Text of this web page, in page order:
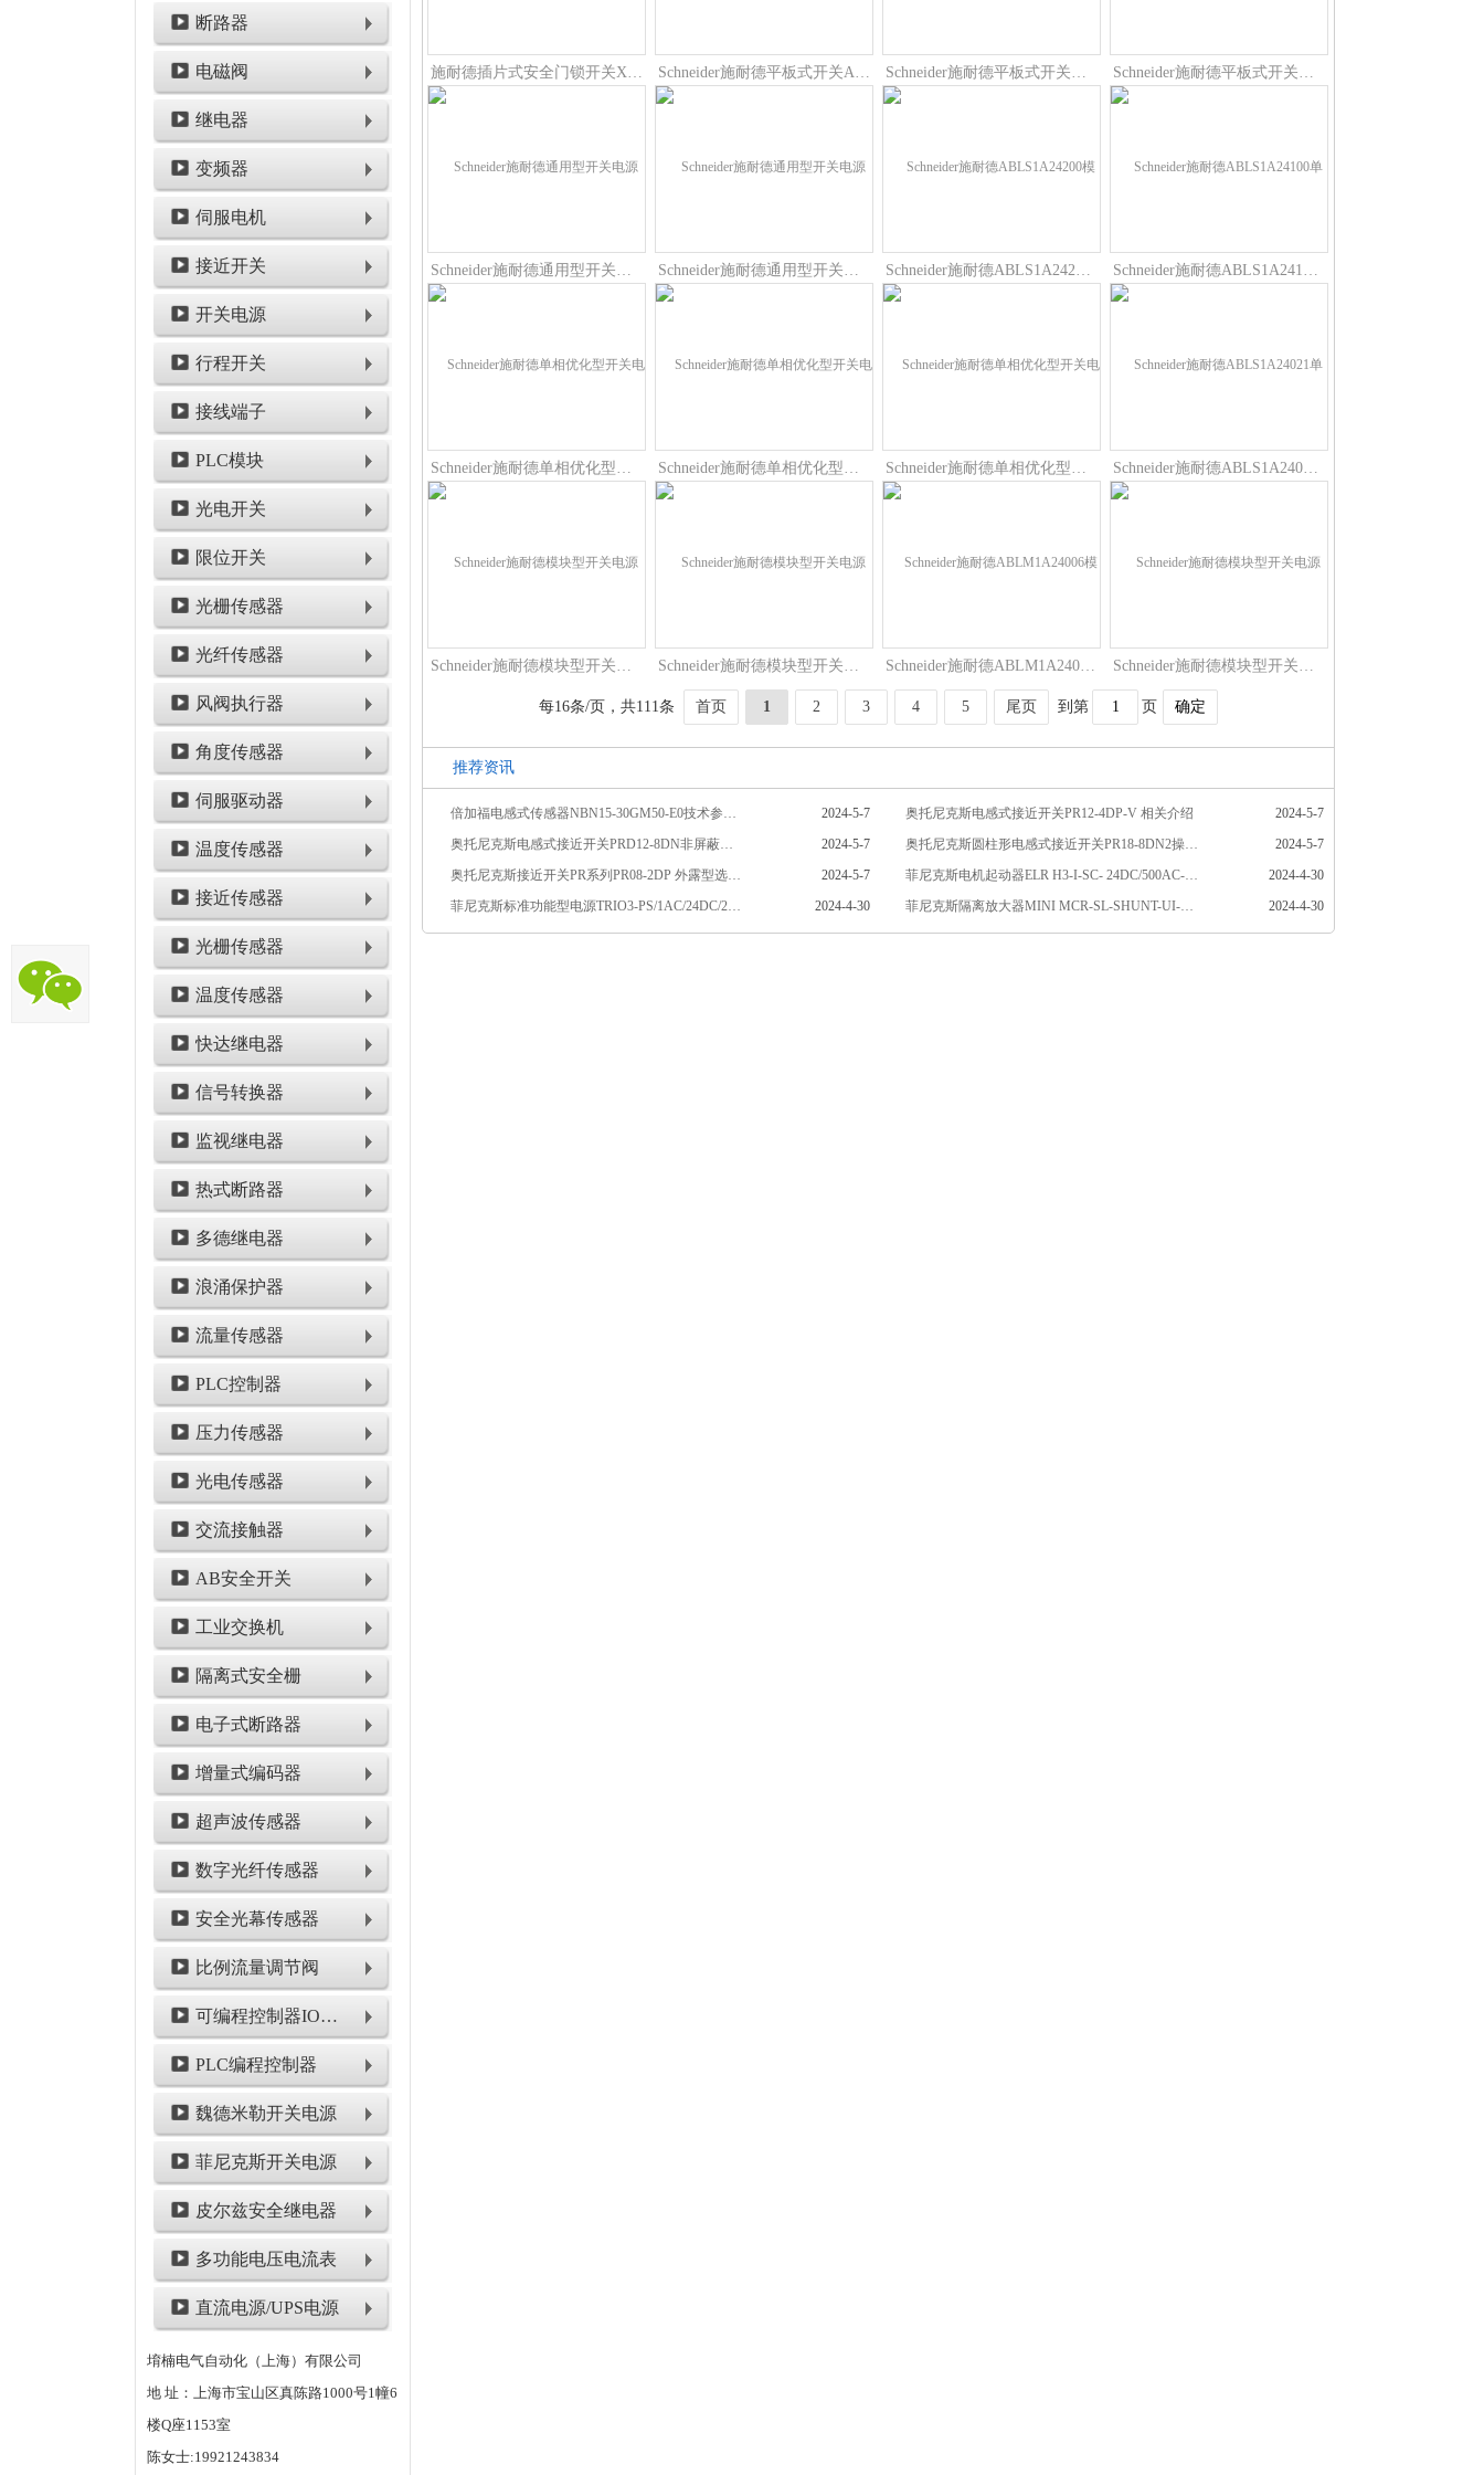
断路器
电磁阀
继电器
变频器
伺服电机
接近开关
开关电源
行程开关
接线端子
PLC模块
光电开关
限位开关
光栅传感器
光纤传感器
风阀执行器
角度传感器
伺服驱动器
温度传感器
接近传感器
光栅传感器
温度传感器
快达继电器
信号转换器
监视继电器
热式断路器
多德继电器
浪涌保护器
流量传感器
PLC控制器
压力传感器
光电传感器
交流接触器
AB安全开关
工业交换机
隔离式安全栅
电子式断路器
增量式编码器
超声波传感器
数字光纤传感器
安全光幕传感器
比例流量调节阀
可编程控制器IO模块
PLC编程控制器
魏德米勒开关电源
菲尼克斯开关电源
皮尔兹安全继电器
多功能电压电流表
直流电源/UPS电源
堉楠电气自动化（上海）有限公司
地 址：上海市宝山区真陈路1000号1幢6
楼Q座1153室
陈女士:19921243834
施耐德插片式安全门锁开关XCSE7312金属外壳触点类型2NC+1NO Schneider施耐德平板式开关ABLP1A24100调节开关模式 Schneider施耐德平板式开关电源ABLP1A24062技术参数 Schneider施耐德平板式开关电源ABLP1A24045工作原理
Schneider施耐德通用型开关电源ABL8RPS24050工作原理 Schneider施耐德通用型开关电源ABL8RPS24030技术参数 Schneider施耐德ABLS1A24200模块型开关电源原厂原装 Schneider施耐德ABLS1A24100单相优化型开关电源工作原理
Schneider施耐德单相优化型开关电源ABLS1A24050调节开关模式 Schneider施耐德单相优化型开关电源ABLS1A24038输出方式 Schneider施耐德单相优化型开关电源ABLS1A24031输出电压 Schneider施耐德ABLS1A24021单相优化型开关电源输出电压
Schneider施耐德模块型开关电源ABLM1A24025输出电压 Schneider施耐德模块型开关电源ABLM1A24012调节开关模式 Schneider施耐德ABLM1A24006模块型开关电源技术参数 Schneider施耐德模块型开关电源ABLM1A24004工作原理
每16条/页，共111条 首页 1 2 3 4 5 尾页 到第 页 确定
推荐资讯
2024-5-7
倍加福电感式传感器NBN15-30GM50-E0技术参数相关介绍 2024-5-7
奥托尼克斯电感式接近开关PR12-4DP-V 相关介绍
2024-5-7
奥托尼克斯电感式接近开关PRD12-8DN非屏蔽型技术参数介绍 2024-5-7
奥托尼克斯圆柱形电感式接近开关PR18-8DN2操作使用相关介绍
2024-5-7
奥托尼克斯接近开关PR系列PR08-2DP 外露型选购指南相关介绍 2024-4-30
菲尼克斯电机起动器ELR H3-I-SC- 24DC/500AC-9货号2900545介绍
2024-4-30
菲尼克斯标准功能型电源TRIO3-PS/1AC/24DC/20/CO货号1523020相关介绍 2024-4-30
菲尼克斯隔离放大器MINI MCR-SL-SHUNT-UI-NC货号2810780相关介绍